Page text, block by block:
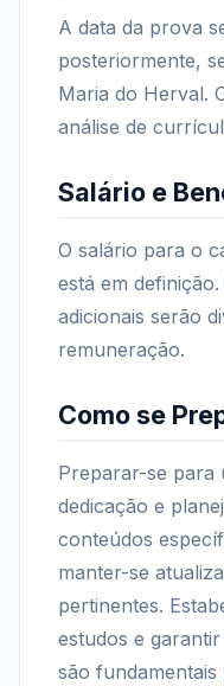
A data da prova
posteriormente,
Maria do Herval.
análise de
Salário e
O salário para o
está em
adicionais serão
remuneração.
Como se
Preparar-se
dedicação e
conteúdos
manter-se
pertinentes.
estudos e
são